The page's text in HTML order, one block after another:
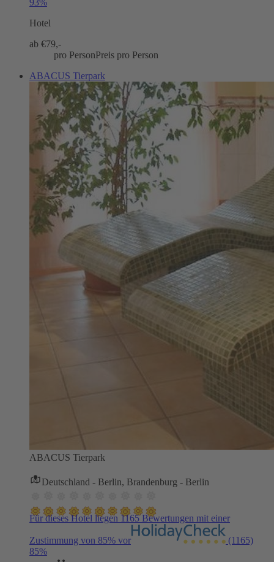
Hotel
ab €79,-
pro PersonPreis pro Person
ABACUS Tierpark
ABACUS Tierpark
Deutschland - Berlin, Brandenburg - Berlin
Für dieses Hotel liegen 1165 Bewertungen mit einer
Zustimmung von 85% vor
(1165)
85%